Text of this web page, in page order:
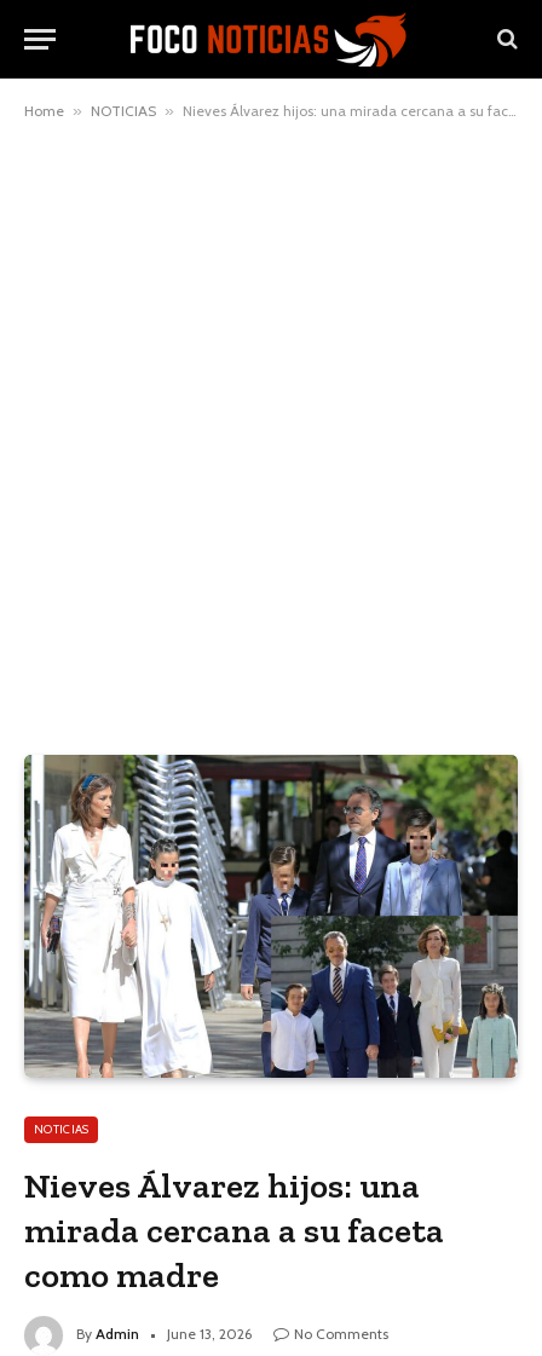
Home » NOTICIAS » Nieves Álvarez hijos: una mirada cercana a su faceta como madre
NOTICIAS
Nieves Álvarez hijos: una
mirada cercana a su faceta
como madre
By Admin June 13, 2026
No Comments